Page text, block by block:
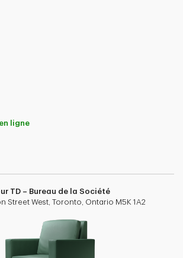
ligne
TD – Bureau de la Société
Street West, Toronto, Ontario M5K 1A2